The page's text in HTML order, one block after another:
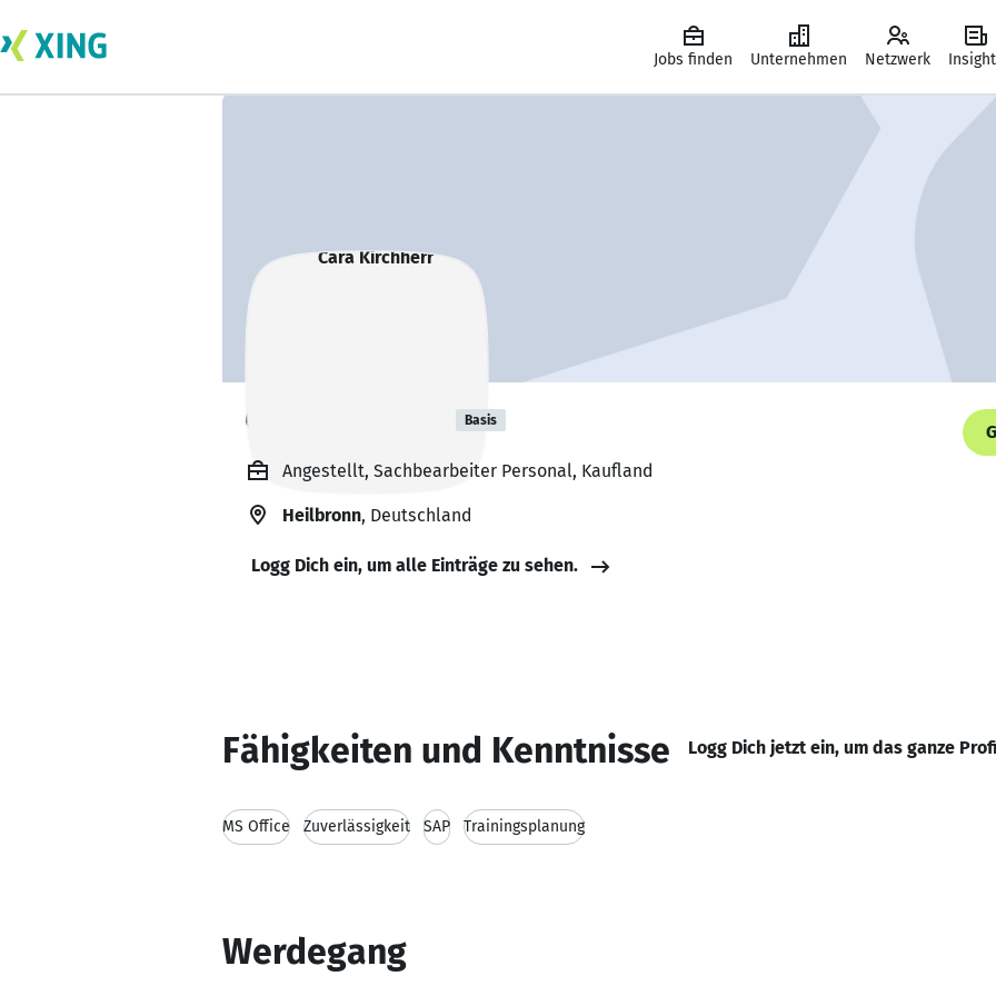
Jobs finden Unternehmen Netzwerk
Cara Kirchherr Basis
Angestellt, Sachbearbeiter Personal, Kaufland
Heilbronn, Deutschland
Logg Dich ein, um alle Einträge zu sehen.
Fähigkeiten und Kenntnisse Logg Dich jetzt ein, um das ganze
MS Office Zuverlässigkeit SAP Trainingsplanung
Werdegang